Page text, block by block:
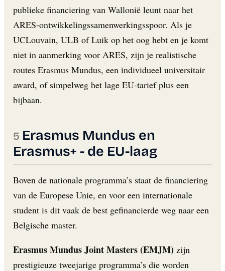
publieke financiering van Wallonië leunt naar het
ARES-ontwikkelingssamenwerkingsspoor. Als je
UCLouvain, ULB of Luik op het oog hebt en je komt
niet in aanmerking voor ARES, zijn je realistische
routes Erasmus Mundus, een individueel universitair
award, of simpelweg het lage EU-tarief plus een
bijbaan.
Erasmus Mundus en
Erasmus+ - de EU-laag
Boven de nationale programma’s staat de financiering
van de Europese Unie, en voor een internationale
student is dit vaak de best gefinancierde weg naar een
Belgische master.
Erasmus Mundus Joint Masters (EMJM) zijn
prestigieuze tweejarige programma’s die worden